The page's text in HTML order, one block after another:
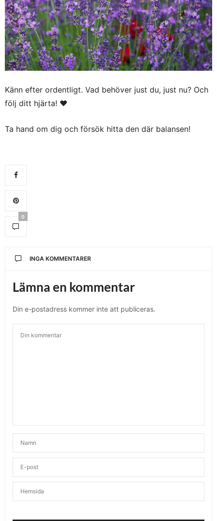
Känn efter ordentligt. Vad behöver just du, just nu? Och
följ ditt hjärta! ♥
Ta hand om dig och försök hitta den där balansen!
0
INGA KOMMENTARER
Lämna en kommentar
Din e-postadress kommer inte att publiceras.